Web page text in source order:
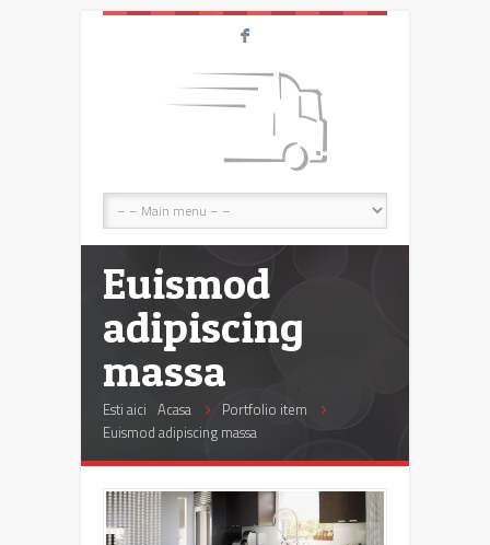
F
Euismod
adipiscing
massa
Esti aici Acasa
Portfolio item
Euismod adipiscing massa